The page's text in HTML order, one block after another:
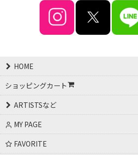
HOME
ショッピングカート
ARTISTSなど
MY PAGE
FAVORITE